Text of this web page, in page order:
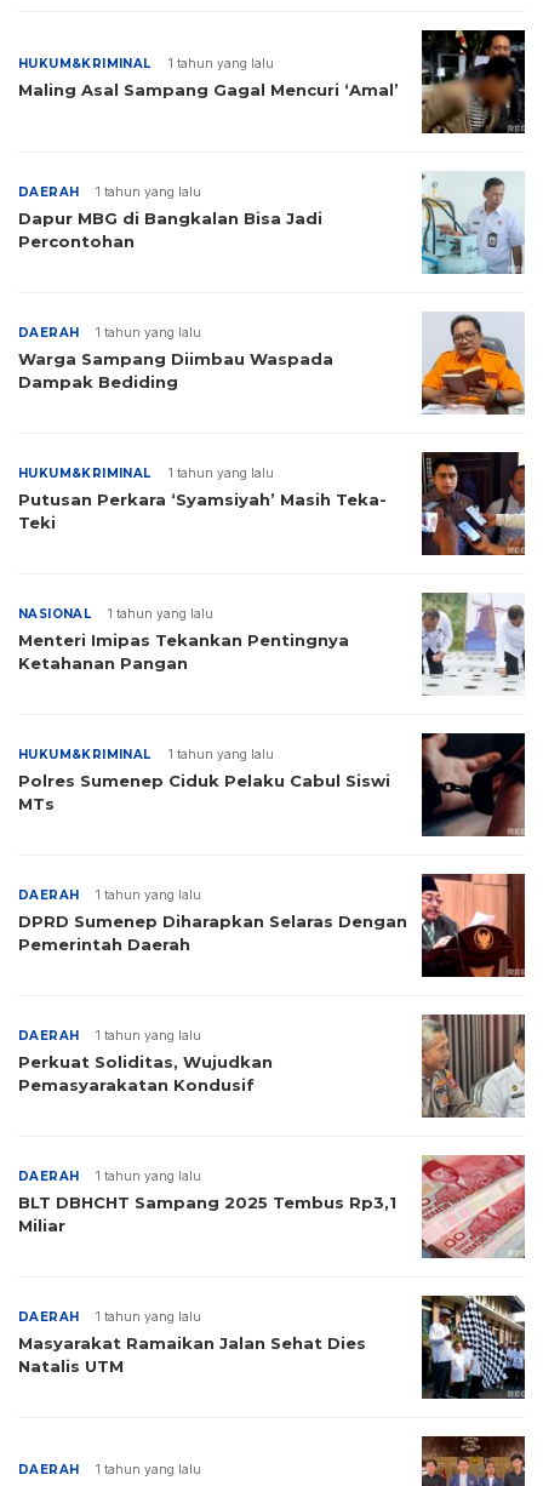
HUKUM&KRIMINAL 1 tahun yang lalu
Maling Asal Sampang Gagal Mencuri ‘Amal’
DAERAH 1 tahun yang lalu
Dapur MBG di Bangkalan Bisa Jadi
Percontohan
DAERAH 1 tahun yang lalu
Warga Sampang Diimbau Waspada
Dampak Bediding
HUKUM&KRIMINAL 1 tahun yang lalu
Putusan Perkara ‘Syamsiyah’ Masih Teka-
Teki
NASIONAL 1 tahun yang lalu
Menteri Imipas Tekankan Pentingnya
Ketahanan Pangan
HUKUM&KRIMINAL 1 tahun yang lalu
Polres Sumenep Ciduk Pelaku Cabul Siswi
MTs
DAERAH 1 tahun yang lalu
DPRD Sumenep Diharapkan Selaras Dengan
Pemerintah Daerah
DAERAH 1 tahun yang lalu
Perkuat Soliditas, Wujudkan
Pemasyarakatan Kondusif
DAERAH 1 tahun yang lalu
BLT DBHCHT Sampang 2025 Tembus Rp3,1
Miliar
DAERAH 1 tahun yang lalu
Masyarakat Ramaikan Jalan Sehat Dies
Natalis UTM
DAERAH 1 tahun yang lalu